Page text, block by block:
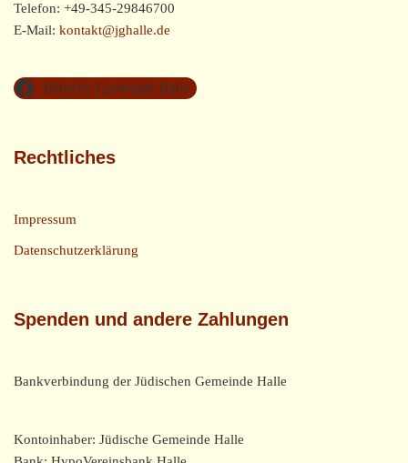
Telefon: +49-345-29846700
E-Mail: kontakt@jghalle.de
Jüdische Gemeinde Halle
Rechtliches
Impressum
Datenschutzerklärung
Spenden und andere Zahlungen
Bankverbindung der Jüdischen Gemeinde Halle
Kontoinhaber: Jüdische Gemeinde Halle